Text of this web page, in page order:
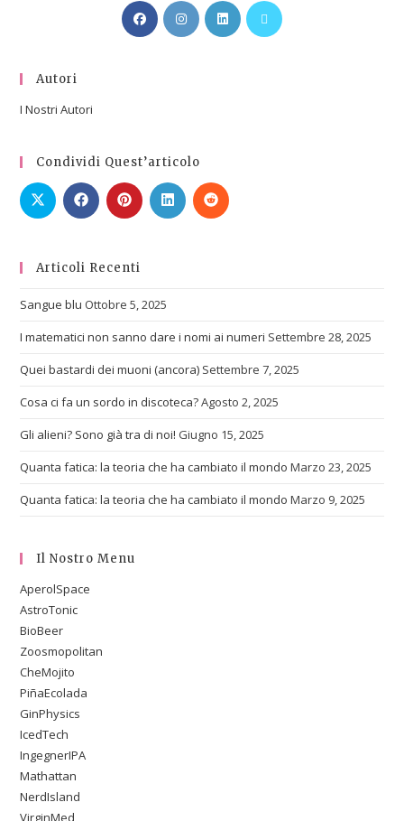
Autori
I Nostri Autori
Condividi Quest’articolo
Articoli Recenti
Sangue blu Ottobre 5, 2025
I matematici non sanno dare i nomi ai numeri Settembre 28, 2025
Quei bastardi dei muoni (ancora) Settembre 7, 2025
Cosa ci fa un sordo in discoteca?Agosto 2, 2025
Gli alieni? Sono già tra di noi! Giugno 15, 2025
Quanta fatica: la teoria che ha cambiato il mondo Marzo 23, 2025
Quanta fatica: la teoria che ha cambiato il mondo Marzo 9, 2025
Il Nostro Menu
AperolSpace
AstroTonic
BioBeer
Zoosmopolitan
CheMojito
PiñaEcolada
GinPhysics
IcedTech
IngegnerIPA
Mathattan
NerdIsland
VirginMed